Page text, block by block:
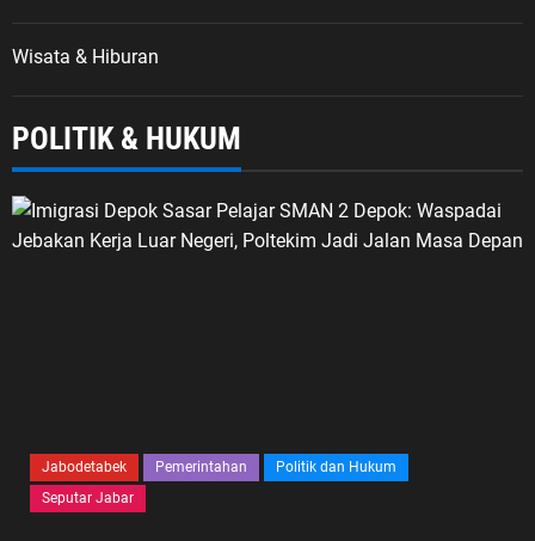
Wisata & Hiburan
POLITIK & HUKUM
Jabodetabek Pemerintahan
Politik dan Hukum
Seputar Jabar